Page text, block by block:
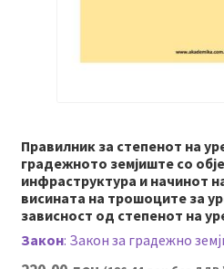
Правилник за степенот на
градежното земјиште со
инфраструктура и начинот
висината на трошоците за
зависност од степенот на
Закон: Закон за градежно